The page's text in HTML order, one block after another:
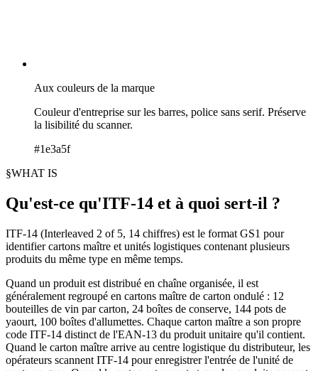
Aux couleurs de la marque
Couleur d'entreprise sur les barres, police sans serif. Préserve
la lisibilité du scanner.
#1e3a5f
§WHAT IS
Qu'est-ce qu'ITF-14 et à quoi sert-il ?
ITF-14 (Interleaved 2 of 5, 14 chiffres) est le format GS1 pour
identifier cartons maître et unités logistiques contenant plusieurs
produits du même type en même temps.
Quand un produit est distribué en chaîne organisée, il est
généralement regroupé en cartons maître de carton ondulé : 12
bouteilles de vin par carton, 24 boîtes de conserve, 144 pots de
yaourt, 100 boîtes d'allumettes. Chaque carton maître a son propre
code ITF-14 distinct de l'EAN-13 du produit unitaire qu'il contient.
Quand le carton maître arrive au centre logistique du distributeur, les
opérateurs scannent ITF-14 pour enregistrer l'entrée de l'unité de